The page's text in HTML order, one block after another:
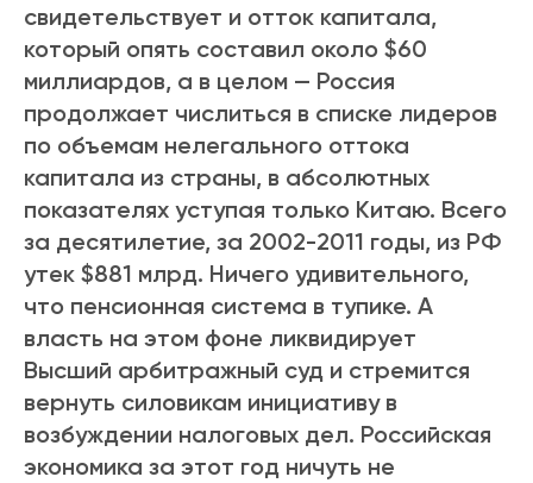
свидетельствует и отток капитала,
который опять составил около $60
миллиардов, а в целом — Россия
продолжает числиться в списке лидеров
по объемам нелегального оттока
капитала из страны, в абсолютных
показателях уступая только Китаю. Всего
за десятилетие, за 2002-2011 годы, из РФ
утек $881 млрд. Ничего удивительного,
что пенсионная система в тупике. А
власть на этом фоне ликвидирует
Высший арбитражный суд и стремится
вернуть силовикам инициативу в
возбуждении налоговых дел. Российская
экономика за этот год ничуть не